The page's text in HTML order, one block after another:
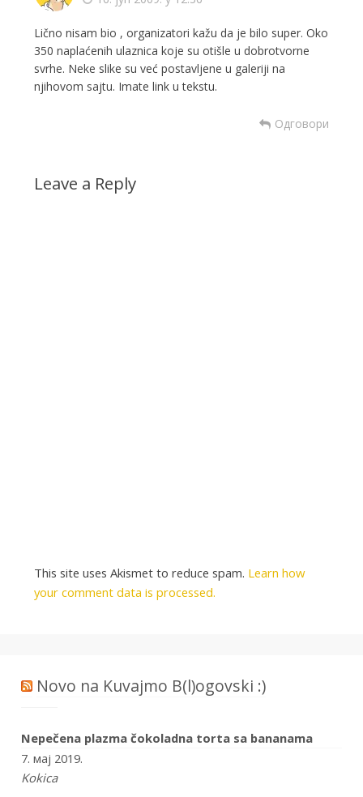
Lično nisam bio , organizatori kažu da je bilo super. Oko
350 naplaćenih ulaznica koje su otišle u dobrotvorne
svrhe. Neke slike su već postavljene u galeriji na
njihovom sajtu. Imate link u tekstu.
Одговори
Leave a Reply
This site uses Akismet to reduce spam. Learn how
your comment data is processed.
Novo na Kuvajmo B(l)ogovski :)
Nepečena plazma čokoladna torta sa bananama
7. мај 2019.
Kokica